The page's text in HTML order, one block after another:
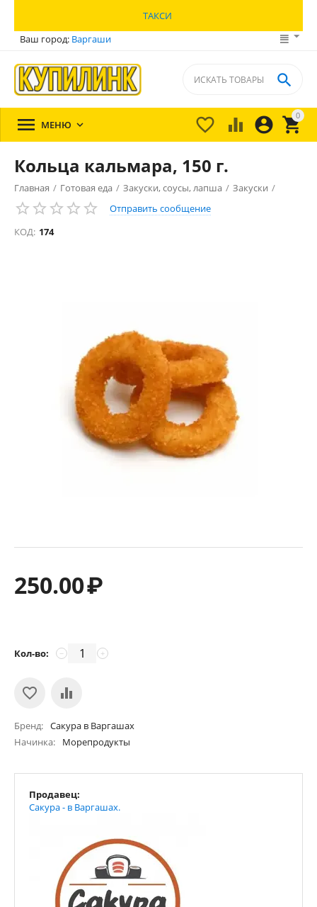
ТАКСИ
Ваш город: Варгаши
0


 

 МЕНЮ 
Кольца кальмара, 150 г.
Главная / Готовая еда / Закуски, соусы, лапша / Закуски /
Отправить сообщение
КОД: 174
250.00₽
Кол-во: +
−
Бренд
Сакура в Варгашах
Начинка
Морепродукты
Продавец:
Сакура - в Варгашах.